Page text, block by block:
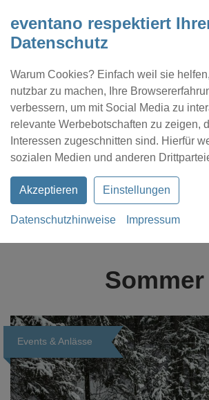
eventano respektiert
Datenschutz
Warum Cookies? Einfach weil sie
nutzbar zu machen, Ihre
verbessern, um mit Social Media zu
relevante Werbebotschaften zu zeigen,
Interessen zugeschnitten sind. Hierfür
sozialen Medien und anderen
Akzeptieren Einstellungen
Datenschutzhinweise Impressum
Kontakt Location
Sommer
Sommer
Events & Anlässe